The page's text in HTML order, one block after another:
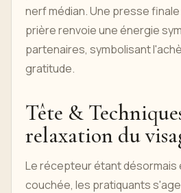
nerf médian. Une presse
prière renvoie une énergie
partenaires, symbolisant
gratitude.
Tête &
relaxation du
Le récepteur étant désormais
couchée, les pratiquants